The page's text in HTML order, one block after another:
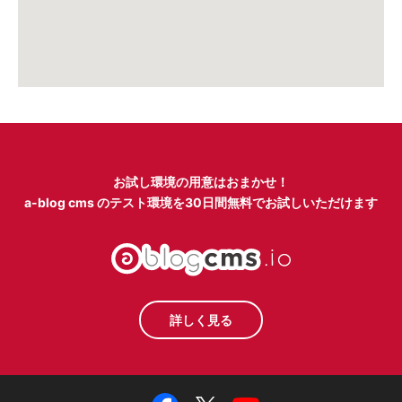
お試し環境の用意はおまかせ！
a-blog cms のテスト環境を30日間無料でお試しいただけます
詳しく見る